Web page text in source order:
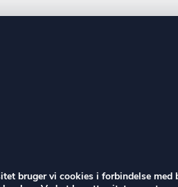
bruger vi cookies i forbindelse